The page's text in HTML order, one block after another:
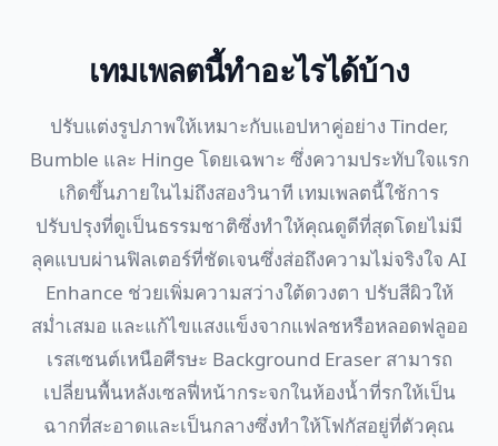
เทมเพลตนี้ทำอะไรได้บ้าง
ปรับแต่งรูปภาพให้เหมาะกับแอปหาคู่อย่าง Tinder,
Bumble และ Hinge โดยเฉพาะ ซึ่งความประทับใจแรก
เกิดขึ้นภายในไม่ถึงสองวินาที เทมเพลตนี้ใช้การ
ปรับปรุงที่ดูเป็นธรรมชาติซึ่งทำให้คุณดูดีที่สุดโดยไม่มี
ลุคแบบผ่านฟิลเตอร์ที่ชัดเจนซึ่งส่อถึงความไม่จริงใจ AI
Enhance ช่วยเพิ่มความสว่างใต้ดวงตา ปรับสีผิวให้
สม่ำเสมอ และแก้ไขแสงแข็งจากแฟลชหรือหลอดฟลูออ
เรสเซนต์เหนือศีรษะ Background Eraser สามารถ
เปลี่ยนพื้นหลังเซลฟี่หน้ากระจกในห้องน้ำที่รกให้เป็น
ฉากที่สะอาดและเป็นกลางซึ่งทำให้โฟกัสอยู่ที่ตัวคุณ